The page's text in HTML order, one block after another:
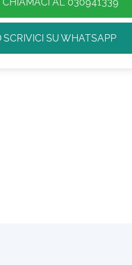
SCRIVICI SU WHATSAPP